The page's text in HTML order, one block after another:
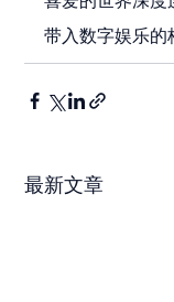
带入数字娱乐的
最新文章